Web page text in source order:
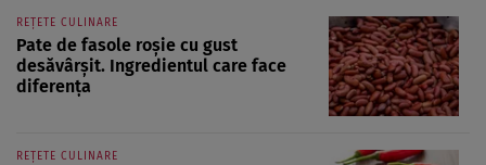
REȚETE CULINARE
Pate de fasole roșie cu gust
desăvârșit. Ingredientul care face
diferența
REȚETE CULINARE